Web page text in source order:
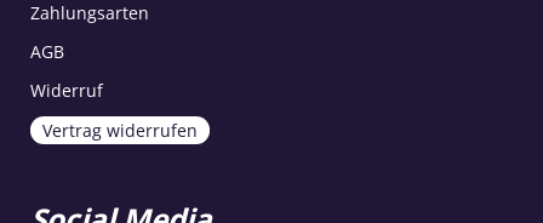
Zahlungsarten
AGB
Widerruf
Vertrag widerrufen